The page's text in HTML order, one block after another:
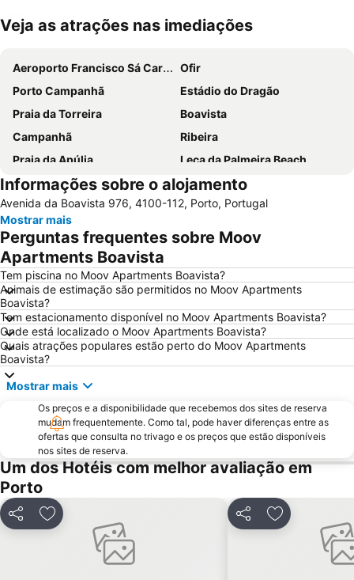
Ampliar mapa
Veja as atrações nas imediações
Aeroporto Francisco Sá Carneiro
Ofir
Porto Campanhã
Estádio do Dragão
Praia da Torreira
Boavista
Campanhã
Ribeira
Praia da Apúlia
Leça da Palmeira Beach
Parque aquático de Amarante
Pavilhão Multiusos Gondomar
Praia do Furadouro
Cais de Gaia
Magikland
Pavilhão Rosa Mota
Norteshopping
Baixa
Centro Histórico do Porto
Casa da Música
Parque & Zoo Santo Inácio
Estação São Bento
Aver-o-Mar Beach
Europarque
Matosinhos Beach
Praia da Aguda
Parque da Cidade
Hotel Solverde Beach
da Póvoa de Varzim
da Madalena
Edificio da Alfândega
Braga Parque
Mercado do Bolhão
Estádio Municipal de Braga - Estádio AXA
Aldeia Rural Preservada de Quintandona
Palacio do Freixo
Mindelo Beach
Praia da Cortegaça
Bom Jesus do Monte
Caxinas Beach
Termas Romanas do Alto da Cividade
Estação de Caminhos de Ferro de Braga
Informações sobre o alojamento
Avenida da Boavista 976, 4100-112, Porto, Portugal
Mostrar mais
Perguntas frequentes sobre Moov
Apartments Boavista
Tem piscina no Moov Apartments Boavista?
Animais de estimação são permitidos no Moov Apartments
Boavista?
Tem estacionamento disponível no Moov Apartments Boavista?
Onde está localizado o Moov Apartments Boavista?
Quais atrações populares estão perto do Moov Apartments
Boavista?
Mostrar mais
Os preços e a disponibilidade que recebemos dos sites de reserva
mudam frequentemente. Como tal, pode haver diferenças entre as
ofertas que consulta no trivago e os preços que estão disponíveis
nos sites de reserva.
Um dos Hotéis com melhor avaliação em
Porto
PartilharAdicionar aos favoritos PartilharAdicionar